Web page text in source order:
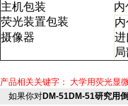
主机包装
内
荧光装置包装
摄像器
进
产品相关关键字： 大学用荧光显
如果你对DM-51DM-51研究用